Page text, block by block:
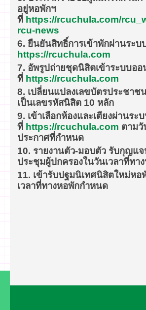
อยู่หอพักฯ
ที่ https://rcuchula.com/
rcu-news
6. ยืนยันสิทธิ์การเข้าพักผ่านระบ
https://rcuchula.com
7. อัพรูปถ่ายชุดนิสิตเข้าระบบออ
ที่ https://rcuchula.com
8. เปลี่ยนแปลงเลขบัตรประชาช
เป็นเลขรหัสนิสิต 10 หลัก
9. เข้าเลือกห้องและเตียงผ่านระ
ที่ https://rcuchula.com ตามวั
ประกาศที่กำหนด
10. รายงานตัว-มอบตัว รับกุญแจ
ประชุมผู้ปกครองในวันเวลาที่ทา
11. เข้ารับปฐมนิเทศนิสิตใหม่หอ
เวลาที่ทางหอพักกำหนด